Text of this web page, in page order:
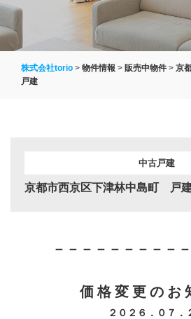
株式会社torio > 物件情報 > 販売中物件 > 京
戸建
中古戸建
京都市西京区下津林中島町 戸
－－－－－－－－－
価 格 変 更 の お
２０２６．０７．